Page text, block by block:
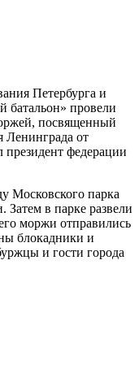
Петербурга и
батальон» провели
посвященный
Ленинграда от
федерации
Московского парка
Затем в парке развели
моржи отправились
блокадники и
и гости города